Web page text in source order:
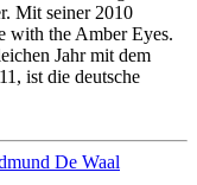
Mit seiner 2010
with the Amber Eyes.
Jahr mit dem
ist die deutsche